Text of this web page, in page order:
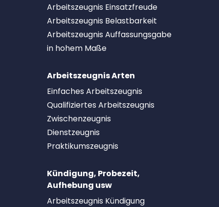
Arbeitszeugnis Einsatzfreude
Arbeitszeugnis Belastbarkeit
Arbeitszeugnis Auffassungsgabe
in hohem Maße
Arbeitszeugnis Arten
Einfaches Arbeitszeugnis
Qualifiziertes Arbeitszeugnis
Zwischenzeugnis
Dienstzeugnis
Praktikumszeugnis
Kündigung, Probezeit,
Aufhebung usw
Arbeitszeugnis Kündigung